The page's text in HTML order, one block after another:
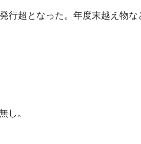
行超となった。年度末越え物
し。